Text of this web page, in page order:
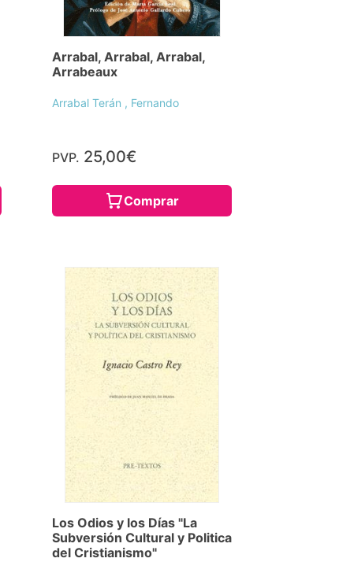
Arrabal, Arrabal, Arrabal,
Arrabeaux
Arrabal Terán , Fernando
PVP. 25,00€
Comprar
Los Odios y los Días "La
Subversión Cultural y Politica
del Cristianismo"